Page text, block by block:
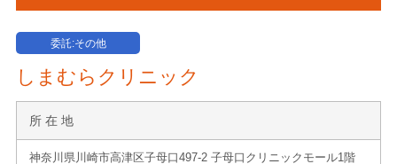
委託:その他
しまむらクリニック
所 在 地
神奈川県川崎市高津区子母口497-2 子母口クリニックモール1階